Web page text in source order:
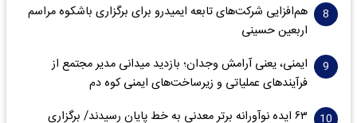
هم‌افزایی شرکت‌های تابعه ایمیدرو برای برگزاری باشکوه مراسم
اربعین حسینی
ایمنی، یعنی آرامش وجدان؛ بازدید میدانی مدیر مجتمع از
فرآیندهای عملیاتی و زیرساخت‌های ایمنی کوه دم
۶۳ ایده نوآورانه برتر معدنی به خط پایان رسیدند/ برگزاری